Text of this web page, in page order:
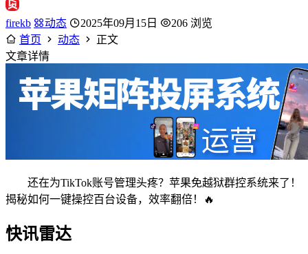
firekb 动态 2025年09月15日
206 浏览
首页
动态
正文
文章详情
还在为TikTok账号管理头疼？苹果免越狱群控系统来了！
揭秘如何一键操控百台设备，效率翻倍！🔥
快讯雷达